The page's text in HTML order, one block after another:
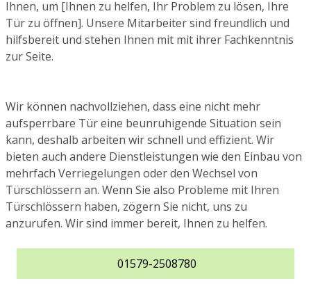
Ihnen, um [Ihnen zu helfen, Ihr Problem zu lösen, Ihre
Tür zu öffnen]. Unsere Mitarbeiter sind freundlich und
hilfsbereit und stehen Ihnen mit mit ihrer Fachkenntnis
zur Seite.
Wir können nachvollziehen, dass eine nicht mehr
aufsperrbare Tür eine beunruhigende Situation sein
kann, deshalb arbeiten wir schnell und effizient. Wir
bieten auch andere Dienstleistungen wie den Einbau von
mehrfach Verriegelungen oder den Wechsel von
Türschlössern an. Wenn Sie also Probleme mit Ihren
Türschlössern haben, zögern Sie nicht, uns zu
anzurufen. Wir sind immer bereit, Ihnen zu helfen.
01579-2508780